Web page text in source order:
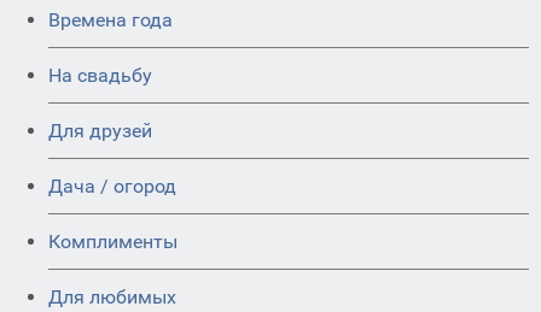
Времена года
На свадьбу
Для друзей
Дача / огород
Комплименты
Для любимых